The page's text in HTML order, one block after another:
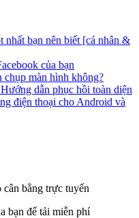
bạn nên biết [cá nhân &
của bạn
chụp màn hình không?
dẫn phục hồi toàn diện
điện thoại cho Android và
cân bằng trực tuyến
bạn để tải miễn phí